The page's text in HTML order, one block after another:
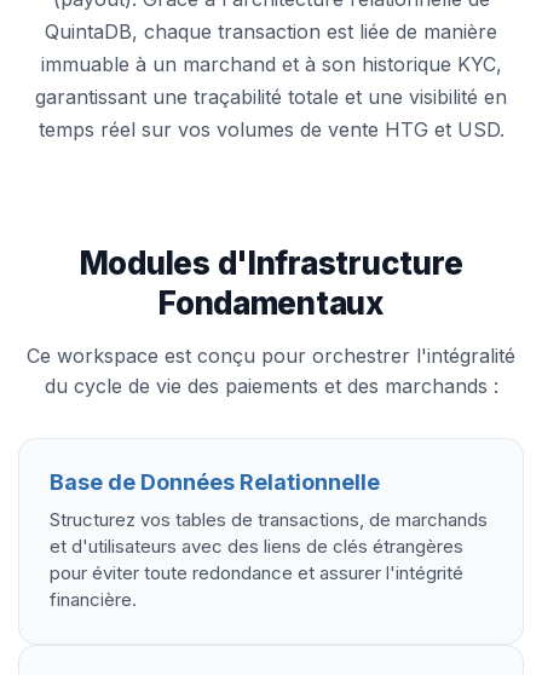
QuintaDB, chaque transaction est liée de manière
immuable à un marchand et à son historique KYC,
garantissant une traçabilité totale et une visibilité en
temps réel sur vos volumes de vente HTG et USD.
Modules d'Infrastructure
Fondamentaux
Ce workspace est conçu pour orchestrer l'intégralité
du cycle de vie des paiements et des marchands :
Base de Données Relationnelle
Structurez vos tables de transactions, de marchands
et d'utilisateurs avec des liens de clés étrangères
pour éviter toute redondance et assurer l'intégrité
financière.